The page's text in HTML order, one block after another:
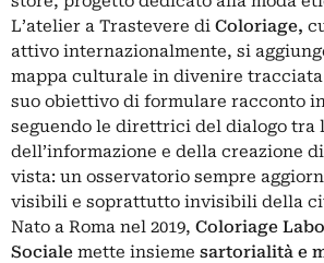
L’atelier a Trastevere di Coloriage,
attivo internazionalmente, si
mappa culturale in divenire
suo obiettivo di formulare racconto
seguendo le direttrici del dialogo tra
dell’informazione e della creazione
vista: un osservatorio sempre
visibili e soprattutto invisibili della
Nato a Roma nel 2019, Coloriage
Sociale mette insieme sartorialità e